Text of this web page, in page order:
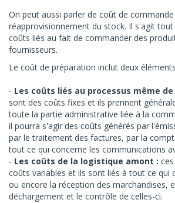
On peut aussi parler de coût de
réapprovisionnement du stock. Il s'agit
coûts liés au fait de commander des
fournisseurs.
Le coût de préparation inclut deux
Les coûts liés au processus même
sont des coûts fixes et ils prennent
toute la partie administrative liée à la
il pourra s'agir des coûts générés par
par le traitement des factures, par la
tout ce qui concerne les communications
Les coûts de la logistique amont :
coûts variables et ils sont liés à tout ce qui
ou encore la réception des marchandises,
déchargement et le contrôle de celles-ci.